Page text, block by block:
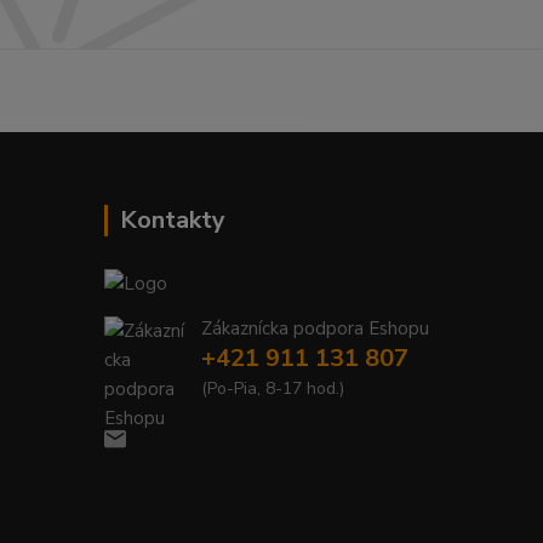
Kontakty
Zákaznícka podpora Eshopu
+421 911 131 807
(Po-Pia, 8-17 hod.)